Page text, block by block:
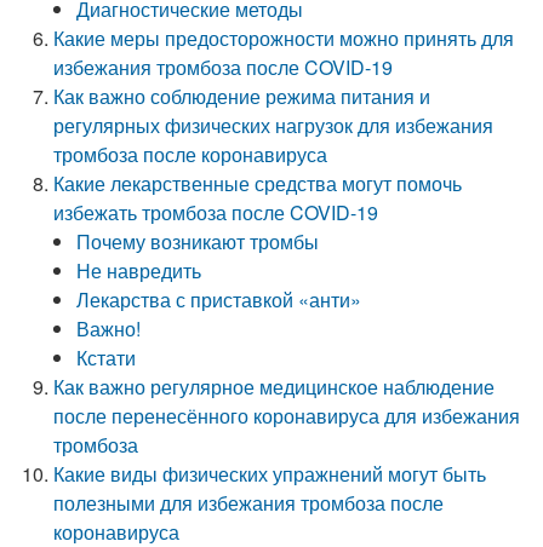
Диагностические методы
Какие меры предосторожности можно принять для
избежания тромбоза после COVID-19
Как важно соблюдение режима питания и
регулярных физических нагрузок для избежания
тромбоза после коронавируса
Какие лекарственные средства могут помочь
избежать тромбоза после COVID-19
Почему возникают тромбы
Не навредить
Лекарства с приставкой «анти»
Важно!
Кстати
Как важно регулярное медицинское наблюдение
после перенесённого коронавируса для избежания
тромбоза
Какие виды физических упражнений могут быть
полезными для избежания тромбоза после
коронавируса